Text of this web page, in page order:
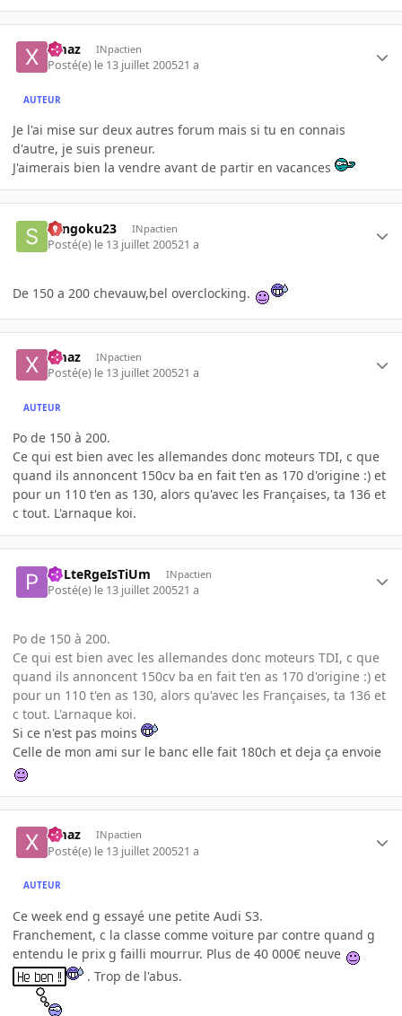
xmaz INpactien
Posté(e) le 13 juillet 200521 a
AUTEUR
Je l'ai mise sur deux autres forum mais si tu en connais
d'autre, je suis preneur.
J'aimerais bien la vendre avant de partir en vacances
Sangoku23 INpactien
Posté(e) le 13 juillet 200521 a
De 150 a 200 chevauw,bel overclocking.
xmaz INpactien
Posté(e) le 13 juillet 200521 a
AUTEUR
Po de 150 à 200.
Ce qui est bien avec les allemandes donc moteurs TDI, c que
quand ils annoncent 150cv ba en fait t'en as 170 d'origine :) et
pour un 110 t'en as 130, alors qu'avec les Françaises, ta 136 et
c tout. L'arnaque koi.
PoLteRgeIsTiUm INpactien
Posté(e) le 13 juillet 200521 a
Po de 150 à 200.
Ce qui est bien avec les allemandes donc moteurs TDI, c que
quand ils annoncent 150cv ba en fait t'en as 170 d'origine :) et
pour un 110 t'en as 130, alors qu'avec les Françaises, ta 136 et
c tout. L'arnaque koi.
Si ce n'est pas moins
Celle de mon ami sur le banc elle fait 180ch et deja ça envoie
xmaz INpactien
Posté(e) le 13 juillet 200521 a
AUTEUR
Ce week end g essayé une petite Audi S3.
Franchement, c la classe comme voiture par contre quand g
entendu le prix g failli mourrur. Plus de 40 000€ neuve
. Trop de l'abus.